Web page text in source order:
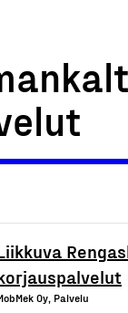
Oy, Palvelu